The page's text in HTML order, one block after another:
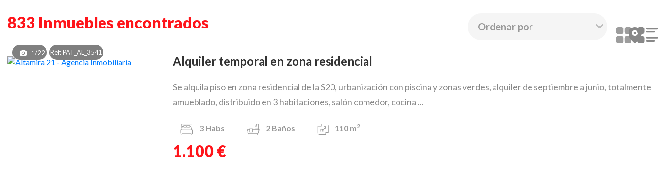
833 Inmuebles encontrados
1/22 Ref: PAT_AL_3541
Alquiler temporal en zona residencial
Se alquila piso en zona residencial de la S20, urbanización con piscina y zonas verdes, alquiler de septiembre a junio, totalmente
amueblado, distribuido en 3 habitaciones, salón comedor, cocina ...
3 Habs 2 Baños 110 m2
1.100 €